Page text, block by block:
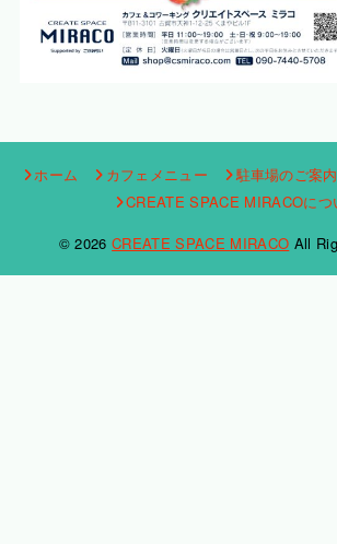
ホーム カフェメニュー 駐車場のご案内
CREATE SPACE MIRACOにつ
© 2026CREATE SPACE MIRACO All